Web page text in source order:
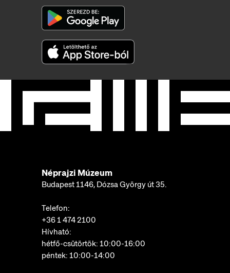
Néprajzi Múzeum
Budapest 1146, Dózsa György út 35.
Telefon:
+36 1 474 2100
Hívható:
hétfő-csütörtök: 10:00-16:00
péntek: 10:00-14:00